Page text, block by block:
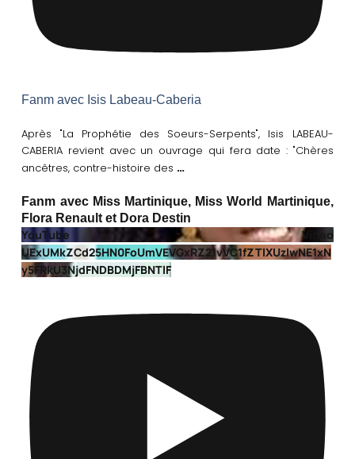
Fanm avec Isis Labeau-Caberia
Après "La Prophétie des Soeurs-Serpents", Isis LABEAU-
CABERIA revient avec un ouvrage qui fera date : "Chères
ancêtres, contre-histoire des …
Fanm avec Miss Martinique, Miss World Martinique,
Flora Renault et Dora Destin
YouTube Video
UExUMkZCd25HN0FoUmVEVGxRZ21vVC1fZTlXUzIwNE1xN
y5FRkU3NjdFNDBDMjFBNTlF